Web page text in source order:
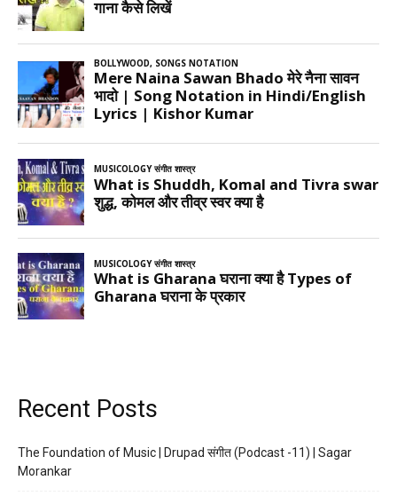
Recent Posts
The Foundation of Music | Drupad संगीत (Podcast -11) | Sagar
Morankar